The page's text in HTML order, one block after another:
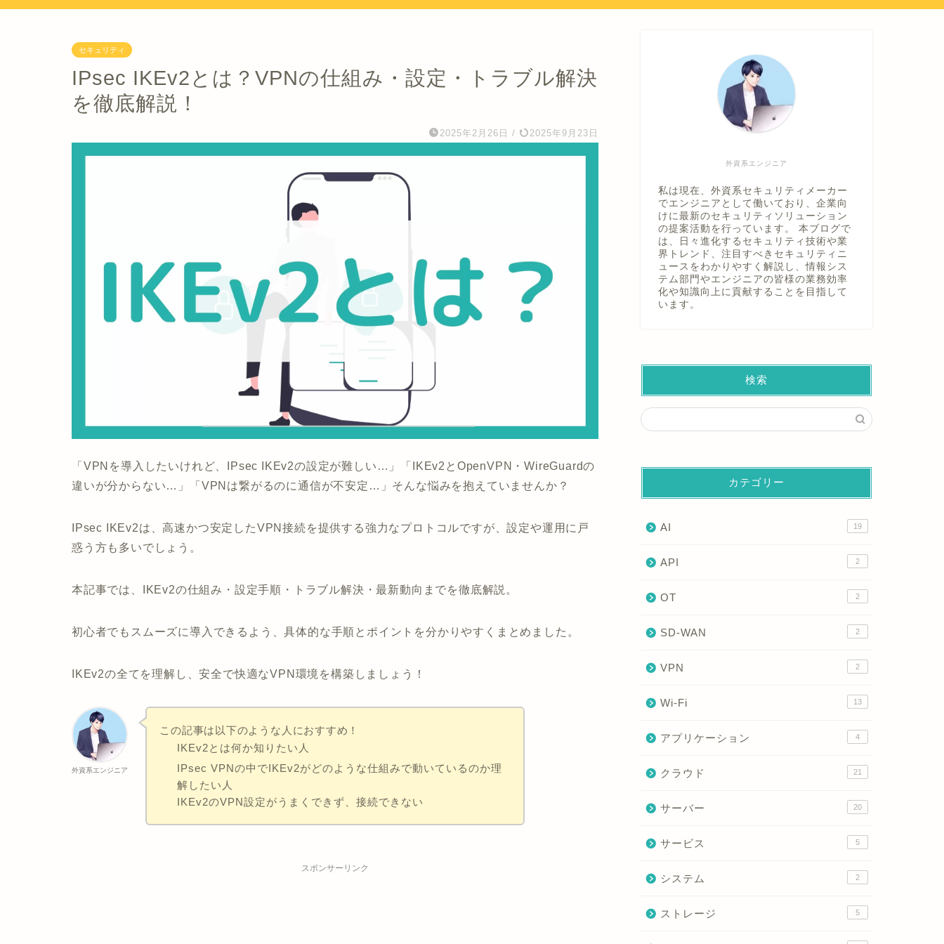
セキュリティ
IPsec IKEv2とは？VPNの仕組み・設定・トラブル解決
を徹底解説！
2025年2月26日 / 2025年9月23日
「VPNを導入したいけれど、 IPsec IKEv2の設定が難しい…」「IKEv2と OpenVPN・WireGuardの
違いが分からない…」「VPNは繋がるのに通信が不安定…」そんな悩みを抱えていませんか？
IPsec IKEv2は、高速かつ安定したVPN接続を提供する強力なプロトコルですが、設定や運用に戸
惑う方も多いでしょう。
本記事では、 IKEv2の仕組み・設定手順・トラブル解決・最新動向 までを徹底解説。
初心者でもスムーズに導入できるよう、具体的な手順とポイントを分かりやすくまとめました。
IKEv2の全てを理解し、安全で快適なVPN環境を構築しましょう！
外資系エンジニア
この記事は以下のような人におすすめ！
IKEv2とは何か知りたい人
IPsec VPNの中でIKEv2がどのような仕組みで動いているのか理
解したい人
IKEv2のVPN設定がうまくできず、接続できない
スポンサーリンク
外資系エンジニア
私は現在、外資系セキュリティメーカー
でエンジニアとして働いており、企業向
けに最新のセキュリティソリューション
の提案活動を行っています。 本ブログで
は、日々進化するセキュリティ技術や業
界トレンド、注目すべきセキュリティニ
ュースをわかりやすく解説し、情報シス
テム部門やエンジニアの皆様の業務効率
化や知識向上に貢献することを目指して
います。
検索
カテゴリー
AI 19
API 2
OT 2
SD-WAN 2
VPN 2
Wi-Fi 13
アプリケーション 4
クラウド 21
サーバー 20
サービス 5
システム 2
ストレージ 5